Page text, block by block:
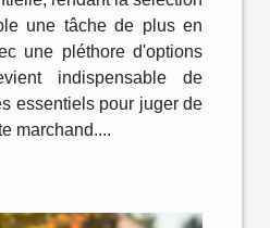
une tâche de plus en
une pléthore d'options
indispensable de
essentiels pour juger de
marchand....